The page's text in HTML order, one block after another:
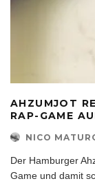
AHZUMJOT
RAP-GAME
NICO
Der Hamburger
Game und damit